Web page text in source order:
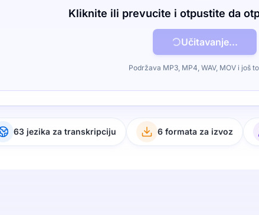
Kliknite ili prevucite i otpustite da
Učitavanje...
Podržava MP3, MP4, WAV, MOV i još
63 jezika za transkripciju 6 formata za izvoz